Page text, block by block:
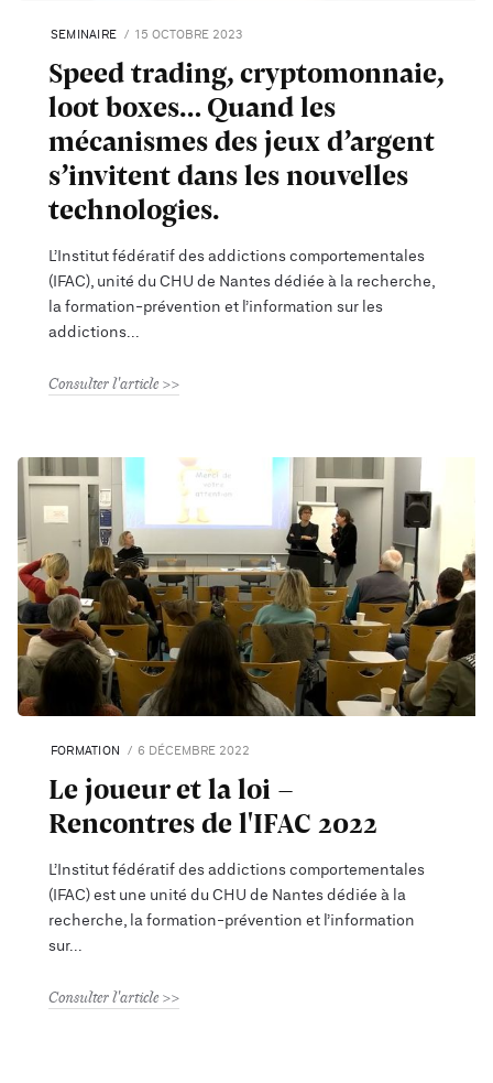
SEMINAIRE 15 OCTOBRE 2023
Speed trading, cryptomonnaie,
loot boxes… Quand les
mécanismes des jeux d’argent
s’invitent dans les nouvelles
technologies.
L’Institut fédératif des addictions comportementales
(IFAC), unité du CHU de Nantes dédiée à la recherche,
la formation-prévention et l’information sur les
addictions
Consulter l'article
FORMATION 6 DÉCEMBRE 2022
Le joueur et la loi -
Rencontres de l'IFAC 2022
L’Institut fédératif des addictions comportementales
(IFAC) est une unité du CHU de Nantes dédiée à la
recherche, la formation-prévention et l’information
sur
Consulter l'article